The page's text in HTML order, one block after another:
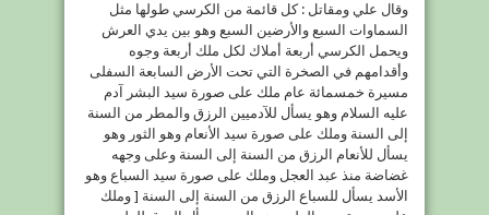
وقال علي ومقاتل : كل قائمة من الكرسي طولها مثل
السماوات السبع والأرضين السبع وهو بين يدي العرش
ويحمل الكرسي أربعة أملاك لكل ملك أربعة وجوه
وأقدامهم في الصخرة التي تحت الأرض السابعة السفلى
مسيرة خمسمائة عام ملك على صورة سيد البشر آدم
عليه السلام وهو يسأل للآدميين الرزق والمطر من السنة
إلى السنة وملك على صورة سيد الأنعام وهو الثور وهو
يسأل للأنعام الرزق من السنة إلى السنة وعلى وجهه
غضاضة منذ عبد العجل وملك على صورة سيد السباع وهو
الأسد يسأل للسباع الرزق من السنة إلى السنة [ وملك